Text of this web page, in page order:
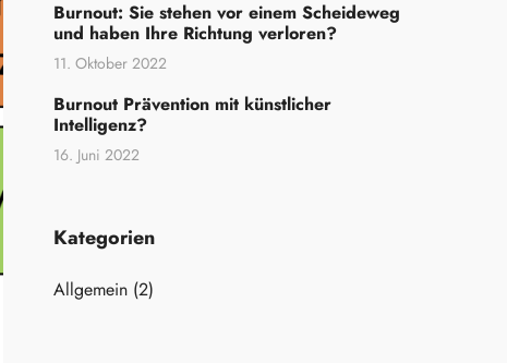
Burnout: Sie stehen vor einem Scheideweg
und haben Ihre Richtung verloren?
11. Oktober 2022
Burnout Prävention mit künstlicher
Intelligenz?
16. Juni 2022
Kategorien
Allgemein (2)